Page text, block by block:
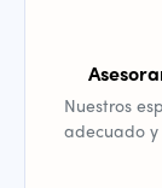
Nuestros
adecuado